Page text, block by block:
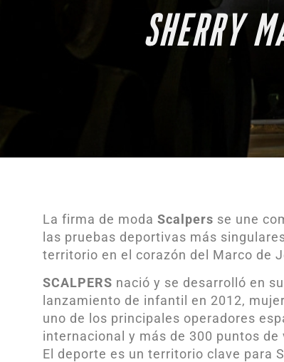
SHERRY
La firma de modaScalpers se une
las pruebas deportivas más
territorio en el corazón del Marco de
SCALPERS nació y se desarrolló en
lanzamiento de infantil en 2012,
uno de los principales operadores
internacional y más de 300 puntos
El deporte es un territorio clave para